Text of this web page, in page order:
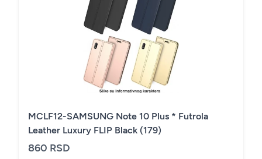
MCLF12-SAMSUNG Note 10 Plus * Futrola
Leather Luxury FLIP Black (179)
860 RSD